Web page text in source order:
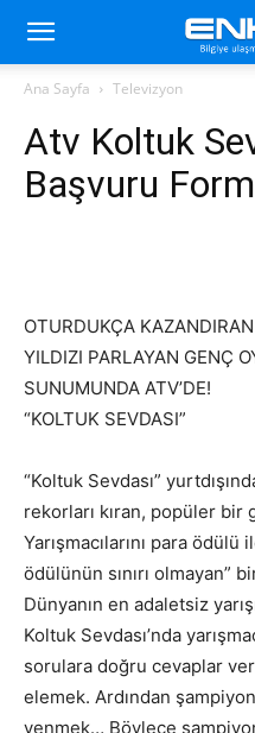
Ana Sayfa Televizyon
Atv Koltuk
Başvuru
OTURDUKÇA
YILDIZI PARLAYAN GENÇ
SUNUMUNDA ATV’DE!
“KOLTUK SEVDASI”
“Koltuk Sevdası”
rekorları kıran, popüler bir
Yarışmacılarını para
ödülünün sınırı olmayan”
Dünyanın en adaletsiz
Koltuk Sevdası’nda
sorulara doğru cevaplar
elemek. Ardından
yenmek… Böylece